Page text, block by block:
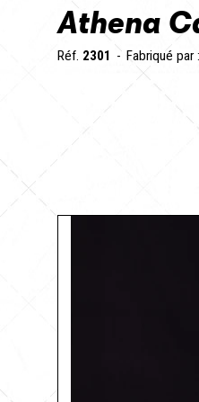
Athena
Réf. 2301 Fabriqué par :